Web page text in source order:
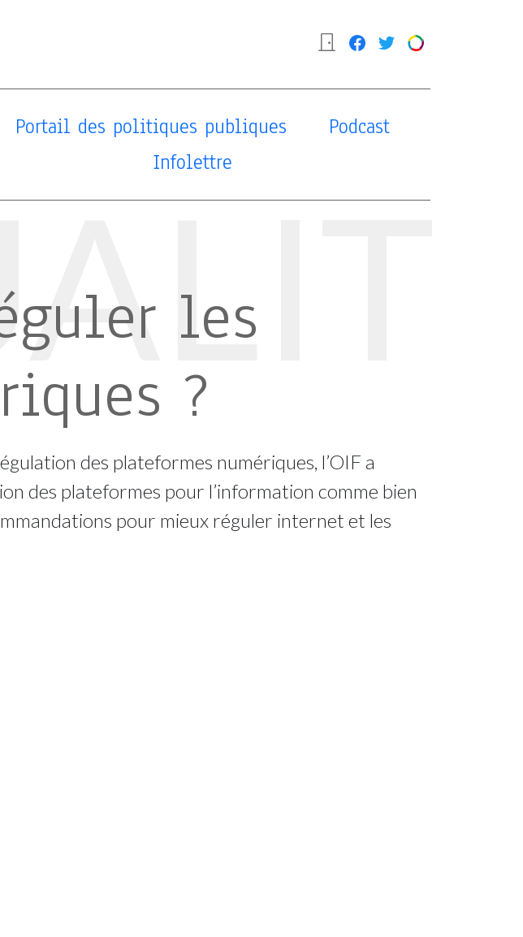
Portail des politiques publiques
Podcast
Infolettre
les
?
des plateformes numériques, l’OIF a
des plateformes pour l’information comme bien
pour mieux réguler internet et les